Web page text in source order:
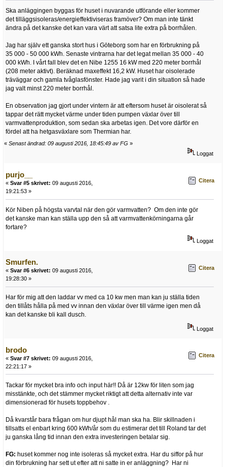
Ska anläggingen byggas för huset i nuvarande utförande eller kommer
det tilläggsisoleras/energieffektiviseras framöver? Om man inte tänkt
ändra på det kanske det kan vara värt att satsa lite extra på borrhålen.
Jag har själv ett ganska stort hus i Göteborg som har en förbrukning på
35 000 - 50 000 kWh. Senaste vintrarna har det legat mellan 35 000 - 40
000 kWh. I vårt fall blev det en Nibe 1255 16 kW med 220 meter borrhål
(208 meter aktivt). Beräknad maxeffekt 16,2 kW. Huset har oisolerade
träväggar och gamla tvåglasfönster. Hade jag varit i din situation så hade
jag valt minst 220 meter borrhål.
En observation jag gjort under vintern är att eftersom huset är oisolerat så
tappar det rätt mycket värme under tiden pumpen växlar över till
varmvattenproduktion, som sedan ska arbetas igen. Det vore därför en
fördel att ha hetgasväxlare som Thermian har.
« Senast ändrad: 09 augusti 2016, 18:45:49 av FG »
Loggat
purjo__
« Svar #5 skrivet: 09 augusti 2016,
19:21:53 »
Citera
Kör Niben på högsta varvtal när den gör varmvatten? Om den inte gör
det kanske man kan ställa upp den så att varmvattenkörningarna går
fortare?
Loggat
Smurfen.
« Svar #6 skrivet: 09 augusti 2016,
19:28:30 »
Citera
Har för mig att den laddar vv med ca 10 kw men man kan ju ställa tiden
den tillåts hålla på med vv innan den växlar över till värme igen men då
kan det kanske bli kall dusch.
Loggat
brodo
« Svar #7 skrivet: 09 augusti 2016,
22:21:17 »
Citera
Tackar för mycket bra info och input här!! Då är 12kw för liten som jag
misstänkte, och det stämmer mycket riktigt att detta alternativ inte var
dimensionerad för husets toppbehov .
Då kvarstår bara frågan om hur djupt hål man ska ha. Blir skillnaden i
tillsatts el enbart kring 600 kWh/år som du estimerar det till Roland tar det
ju ganska lång tid innan den extra investeringen betalar sig.
FG: huset kommer nog inte isoleras så mycket extra. Har du siffor på hur
din förbrukning har sett ut efter att ni satte in er anläggning? Har ni